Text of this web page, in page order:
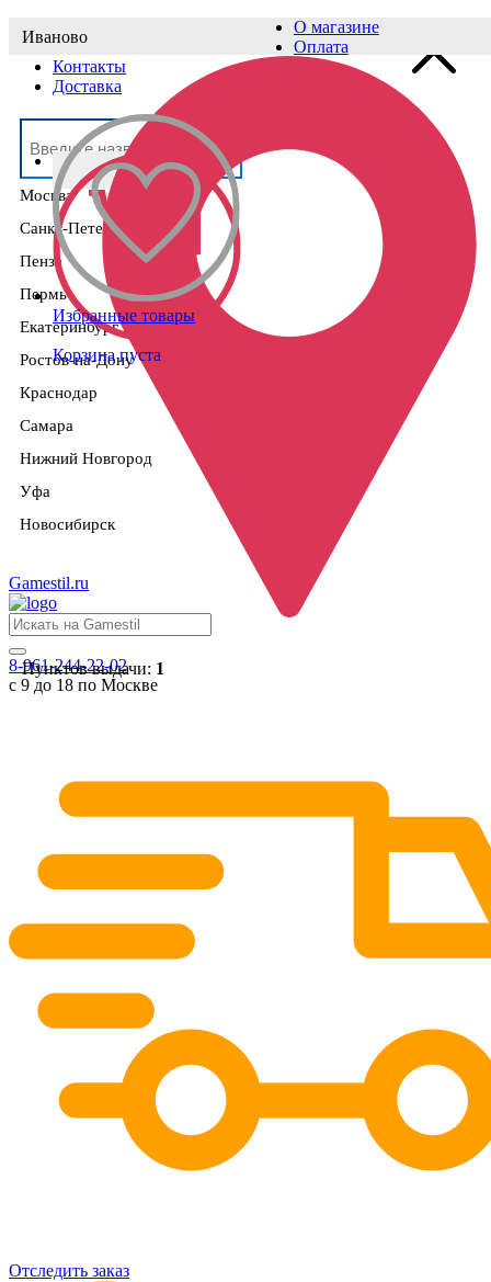
Выберите населённый пункт
Москва
Санкт-Петербург
Пенза
Пермь
Екатеринбург
Ростов-на-Дону
Краснодар
Самара
Нижний Новгород
Уфа
Новосибирск
Иваново
Пунктов выдачи: 1
О магазине
Оплата
Контакты
Доставка
Избранные товары
Корзина пуста
Gamestil.ru
8-961-244-22-02
с 9 до 18 по Москве
Отследить заказ